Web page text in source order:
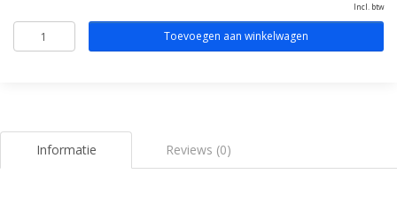
Incl. btw
Toevoegen aan winkelwagen
Informatie Reviews (0)